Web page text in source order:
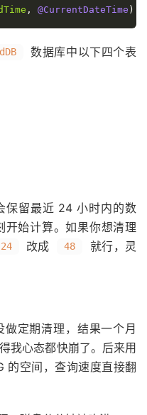
, @CurrentDateTime )
数据库中以下四个表
保留最近 24 小时内的数
始计算。如果你想清理
24 改成 48
就行，灵
定期清理，结果一个月
我心态都快崩了。后来用
的空间，查询速度直接翻